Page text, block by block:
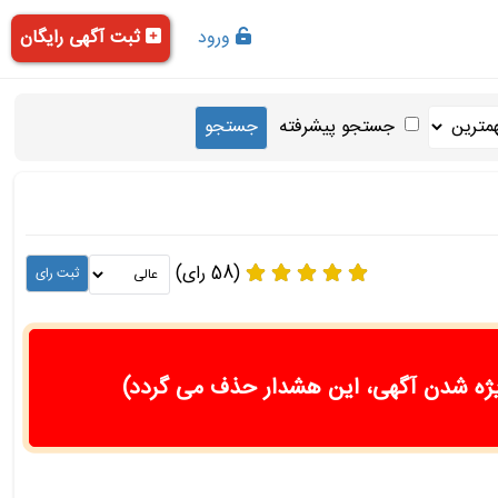
ورود ثبت آگهی رایگان
جستجو پیشرفته
(58 رای)
شدن آگهی، این هشدار حذف می گردد)